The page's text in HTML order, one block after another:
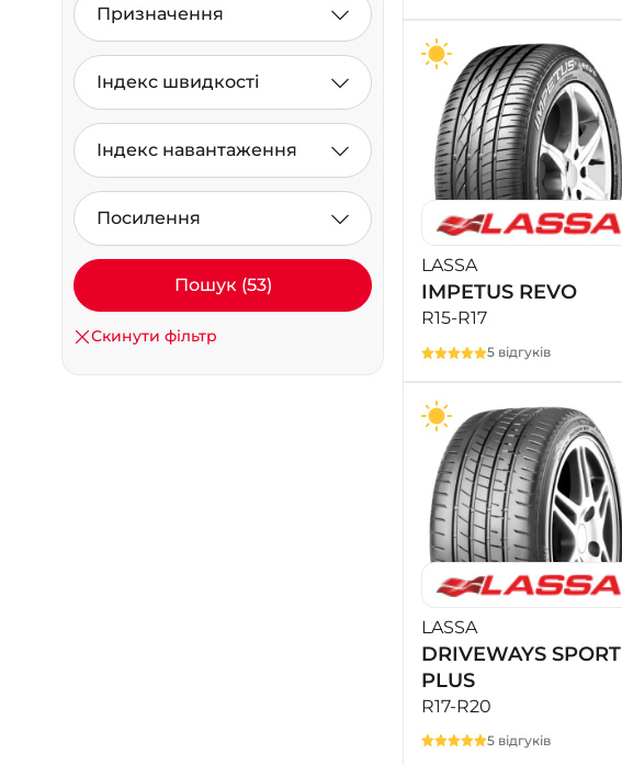
Призначення
Індекс швидкості
Індекс навантаження
Посилення
Пошук (53)
Скинути фільтр
LASSA
IMPETUS REVO
R15-R17
5 відгуків
LASSA
DRIVEWAYS SPORT
PLUS
R17-R20
5 відгуків